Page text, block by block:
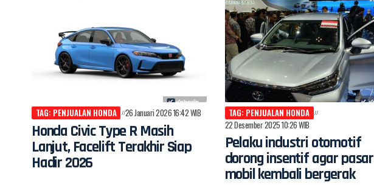
TAG: PENJUALAN HONDA 26 Januari 2026 16:42 WIB
Honda Civic Type R Masih
Lanjut, Facelift Terakhir Siap
Hadir 2026
TAG: PENJUALAN HONDA
22 Desember 2025 10:26 WIB
Pelaku industri otomotif
dorong insentif agar pasar
mobil kembali bergerak